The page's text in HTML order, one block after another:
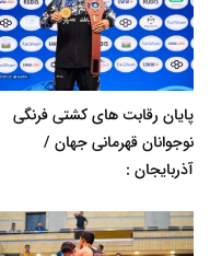
پایان رقابت های کشتی فرنگی
نوجوانان قهرمانی جهان /
آذربایجان :